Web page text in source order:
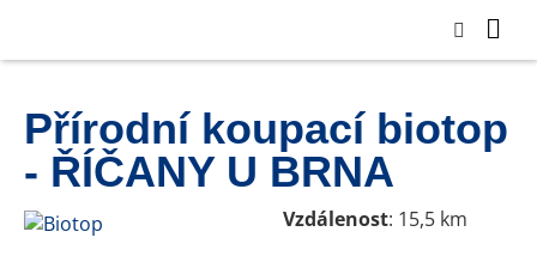
Přírodní koupací biotop
- ŘÍČANY U BRNA
Vzdálenost: 15,5 km